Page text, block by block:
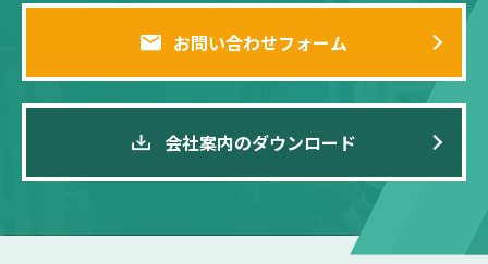
お問い合わせフォーム
会社案内のダウンロード